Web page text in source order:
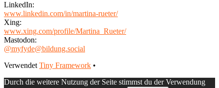
LinkedIn:
www.linkedin.com/in/martina-rueter/
Xing:
www.xing.com/profile/Martina_Rueter/
Mastodon:
@myfyde@bildung.social
Footer
Inhalt
Verwendet Tiny Framework •
Durch die weitere Nutzung der Seite stimmst du der Verwendung